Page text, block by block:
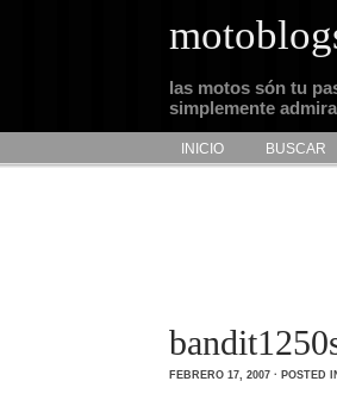
las motos són tu
simplemente
INICIO BUSCAR
FEBRERO 17, 2007 · POSTED